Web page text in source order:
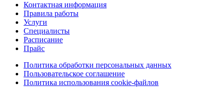
Контактная информация
Правила работы
Услуги
Специалисты
Расписание
Прайс
Политика обработки персональных данных
Пользовательское соглашение
Политика использования cookie-файлов